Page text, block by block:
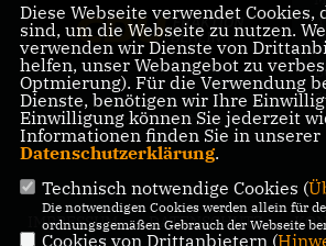
Berliner Abgeordnetenhaus.
IMPRESSUM DATENSCHUTZ
Diese Webseite verwendet Cookies,
sind, um die Webseite zu nutzen.
verwenden wir Dienste von
helfen, unser Webangebot zu
Optmierung). Für die Verwendung
Dienste, benötigen wir Ihre
Einwilligung können Sie jederzeit
Informationen finden Sie in unserer
Datenschutzerklärung.
Technisch notwendige Cookies (
Die notwendigen Cookies werden allein für
ordnungsgemäßen Gebrauch der Webseite
Cookies von Drittanbietern (